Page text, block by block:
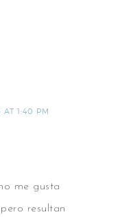
AT 1:40 PM
me gusta
resultan